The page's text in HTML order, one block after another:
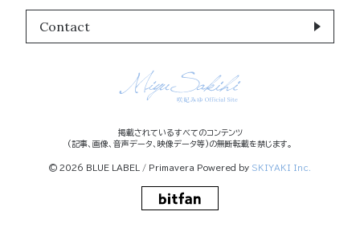
Contact
掲載されているすべてのコンテンツ
(記事、画像、音声データ、映像データ等)の無断転載を禁じます。
© 2026 BLUE LABEL / Primavera Powered by SKIYAKI Inc.